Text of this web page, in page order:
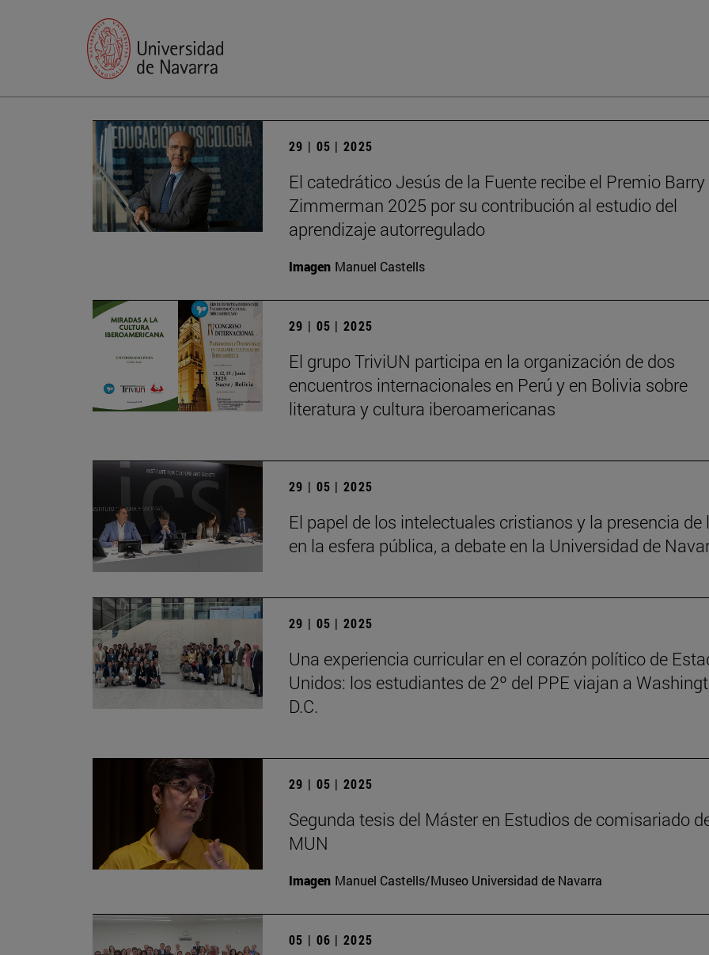
29 | 05 | 2025
El catedrático Jesús de la Fuente recibe el Premio
Zimmerman 2025 por su contribución al estudio del
aprendizaje autorregulado
Imagen Manuel Castells
29 | 05 | 2025
El grupo TriviUN participa en la organización de dos
encuentros internacionales en Perú y en Bolivia sobre
literatura y cultura iberoamericanas
29 | 05 | 2025
El papel de los intelectuales cristianos y la presencia de
en la esfera pública, a debate en la Universidad de
29 | 05 | 2025
Una experiencia curricular en el corazón político de
Unidos: los estudiantes de 2º del PPE viajan a
D.C.
29 | 05 | 2025
Segunda tesis del Máster en Estudios de comisariado
MUN
Imagen Manuel Castells/Museo Universidad de Navarra
05 | 06 | 2025